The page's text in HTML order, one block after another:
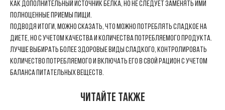
как дополнительный источник белка, но не следует заменять ими
полноценные приемы пищи.
Подводя итоги, можно сказать, что можно потреблять сладкое на
диете, но с учетом качества и количества потребляемого продукта.
Лучше выбирать более здоровые виды сладкого, контролировать
количество потребляемого и включать его в свой рацион с учетом
баланса питательных веществ.
Читайте также